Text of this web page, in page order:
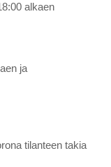
alkaen
ja
tilanteen takia